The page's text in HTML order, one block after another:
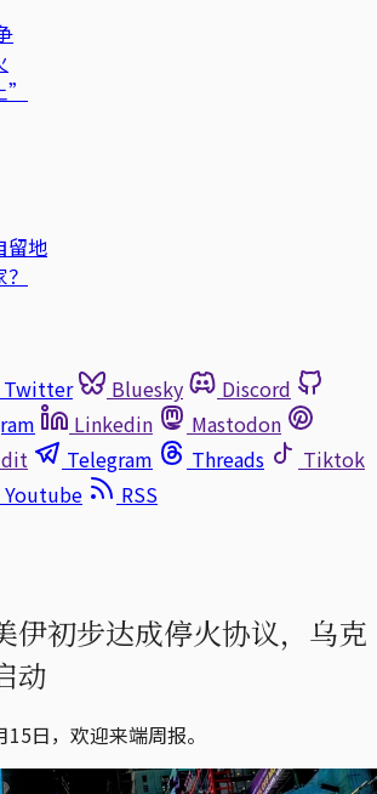
”
留地
Twitter Bluesky
Discord
Linkedin
Mastodon
Telegram Threads
Tiktok
Youtube
RSS
伊初步达成停火协议，乌克
动
日，欢迎来端周报。